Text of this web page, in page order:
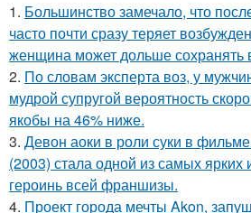
1. Большинство замечало, что
часто почти сразу теряет
женщина может дольше сохранять
2. По словам эксперта воз, у
мудрой супругой вероятность
якобы на 46% ниже.
3. Девон аоки в роли суки в
(2003) стала одной из самых
героинь всей франшизы.
4. Проект города мечты Akon,